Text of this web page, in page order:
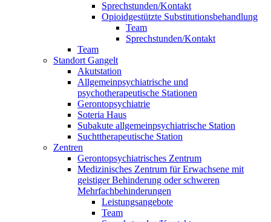
Sprechstunden/Kontakt
Opioidgestützte Substitutionsbehandlung
Team
Sprechstunden/Kontakt
Team
Standort Gangelt
Akutstation
Allgemeinpsychiatrische und
psychotherapeutische Stationen
Gerontopsychiatrie
Soteria Haus
Subakute allgemeinpsychiatrische Station
Suchttherapeutische Station
Zentren
Gerontopsychiatrisches Zentrum
Medizinisches Zentrum für Erwachsene mit
geistiger Behinderung oder schweren
Mehrfachbehinderungen
Leistungsangebote
Team